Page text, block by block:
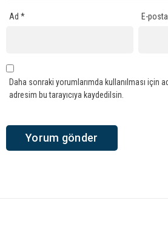
Ad * E-
Daha sonraki yorumlarımda kullanılması için
adresim bu tarayıcıya kaydedilsin.